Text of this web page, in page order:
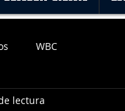
WBC
lectura